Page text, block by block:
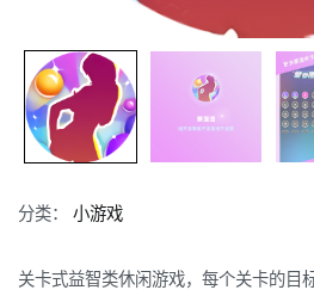
关卡式益智类休闲游戏，每个关卡的目
分类： 小游戏